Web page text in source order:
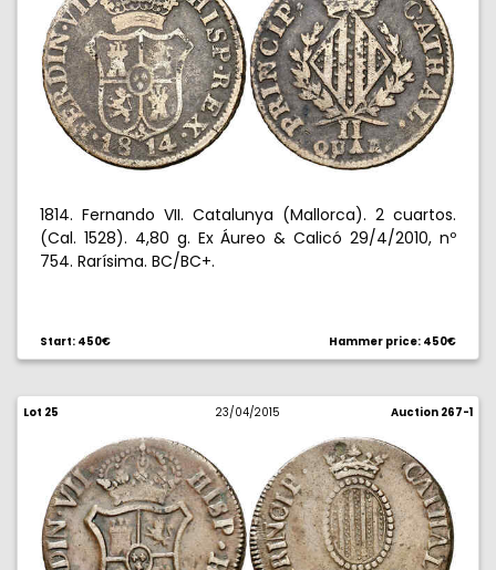
1814. Fernando VII. Catalunya (Mallorca). 2 cuartos.
(Cal. 1528). 4,80 g. Ex Áureo & Calicó 29/4/2010, nº
754. Rarísima. BC/BC+.
Start: 450€ Hammer price: 450€
Lot 25 23/04/2015 Auction 267-1